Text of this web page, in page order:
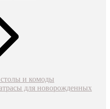
и комоды
для новорожденных